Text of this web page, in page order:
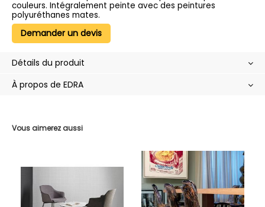
Vous aimerez aussi
couleurs. Intégralement peinte avec des peintures
polyuréthanes mates.
Demander un devis
Détails du produit
À propos de EDRA